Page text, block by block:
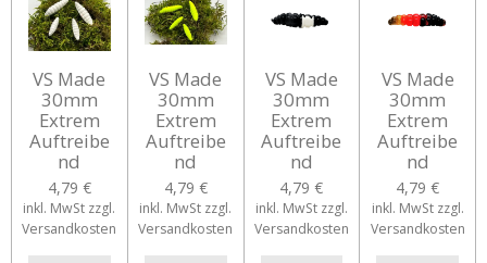
VS Made
30mm
Extrem
Auftreibe
nd
4,79 €
inkl. MwSt zzgl.
Versandkosten
VS Made
30mm
Extrem
Auftreibe
nd
4,79 €
inkl. MwSt zzgl.
Versandkosten
VS Made
30mm
Extrem
Auftreibe
nd
4,79 €
inkl. MwSt zzgl.
Versandkosten
VS Made
30mm
Extrem
Auftreibe
nd
4,79 €
inkl. MwSt zzgl.
Versandkosten